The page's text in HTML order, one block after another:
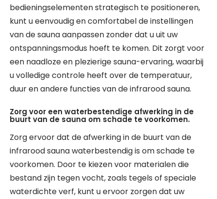
bedieningselementen strategisch te positioneren,
kunt u eenvoudig en comfortabel de instellingen
van de sauna aanpassen zonder dat u uit uw
ontspanningsmodus hoeft te komen. Dit zorgt voor
een naadloze en plezierige sauna-ervaring, waarbij
u volledige controle heeft over de temperatuur,
duur en andere functies van de infrarood sauna.
Zorg voor een waterbestendige afwerking in de
buurt van de sauna om schade te voorkomen.
Zorg ervoor dat de afwerking in de buurt van de
infrarood sauna waterbestendig is om schade te
voorkomen. Door te kiezen voor materialen die
bestand zijn tegen vocht, zoals tegels of speciale
waterdichte verf, kunt u ervoor zorgen dat uw